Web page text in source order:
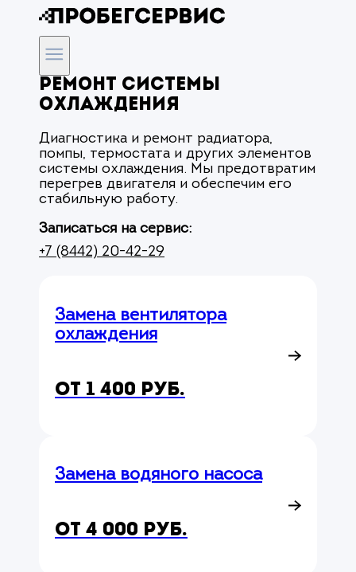
Ремонт системы
охлаждения
Диагностика и ремонт радиатора,
помпы, термостата и других элементов
системы охлаждения. Мы предотвратим
перегрев двигателя и обеспечим его
стабильную работу.
Записаться на сервис:
+7 (8442) 20-42-29
Замена вентилятора
охлаждения
от 1 400 руб.
Замена водяного насоса
от 4 000 руб.